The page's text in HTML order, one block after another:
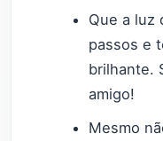
Que a luz
passos e
brilhante.
amigo!
Mesmo